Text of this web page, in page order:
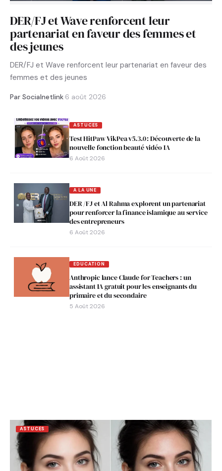
DER/FJ et Wave renforcent leur
partenariat en faveur des femmes et
des jeunes
DER/FJ et Wave renforcent leur partenariat en faveur des
femmes et des jeunes
Par Socialnetlink·6 août 2026
ASTUCES
Test HitPaw VikPea v5.3.0 : Découverte de la
nouvelle fonction beauté vidéo IA
6 Août 2026
A LA UNE
DER /FJ et Al Rahma explorent un partenariat
pour renforcer la finance islamique au service
des entrepreneurs
6 Août 2026
EDUCATION
Anthropic lance Claude for Teachers : un
assistant IA gratuit pour les enseignants du
primaire et du secondaire
5 Août 2026
ASTUCES